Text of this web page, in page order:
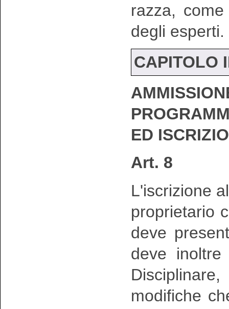
razza,
degli esperti.
CAPITOLO
ED
Art. 8
L'iscrizione
proprietario
deve
deve
modifiche